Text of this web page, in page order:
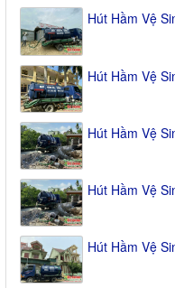
Hút Hầm Vệ
Hút Hầm Vệ
Hút Hầm Vệ
Hút Hầm Vệ
Hút Hầm Vệ